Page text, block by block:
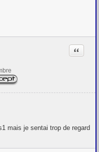
Citation
mais je sentai trop de regard